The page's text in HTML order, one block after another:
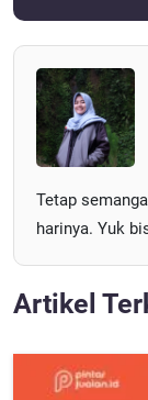
Tetap
harinya. Yuk
Artikel